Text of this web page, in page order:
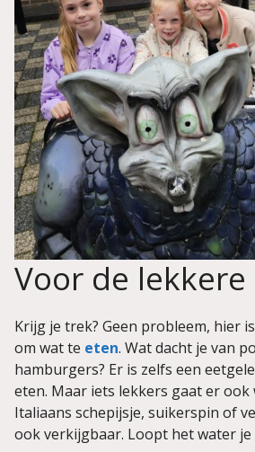
Voor de
Krijg je trek? Geen probleem, hier
om wat te eten. Wat dacht je van
hamburgers? Er is zelfs een
eten. Maar iets lekkers gaat er ook
Italiaans schepijsje, suikerspin of
ook verkijgbaar. Loopt het water je